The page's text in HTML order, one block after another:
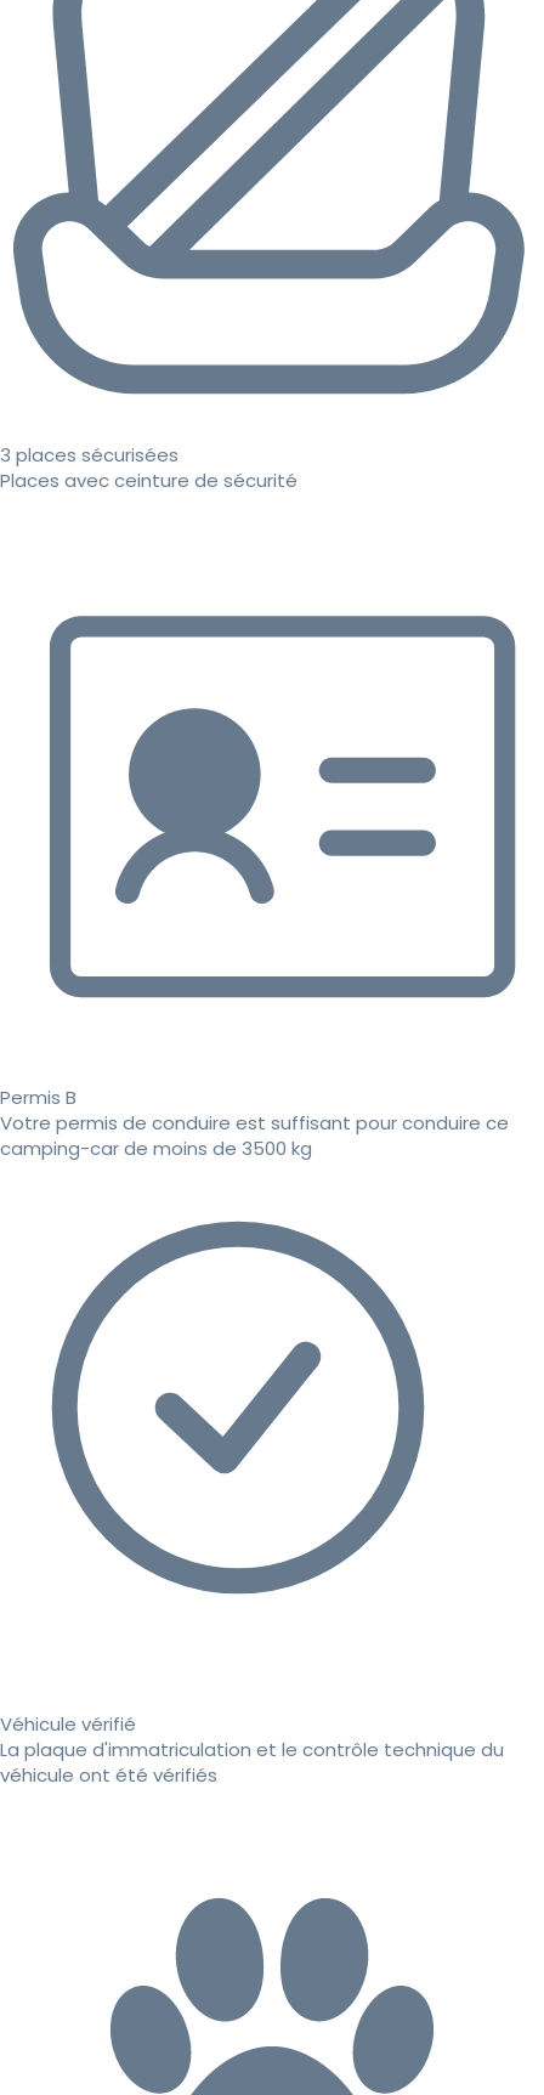
3 places sécurisées
Places avec ceinture de sécurité
Permis B
Votre permis de conduire est suffisant pour conduire ce
camping-car de moins de 3500 kg
Véhicule vérifié
La plaque d'immatriculation et le contrôle technique du
véhicule ont été vérifiés